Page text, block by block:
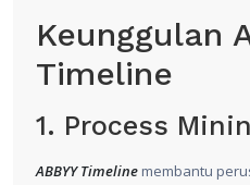
Keunggulan
Timeline
1. Process
ABBYY Timeline membantu